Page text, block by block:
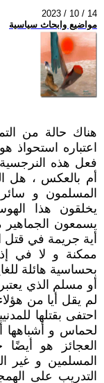
2023 / 10 / 14
مواضيع وابحاث سياسية
هناك حالة من
اعتباره
فعل هذه
أم بالعكس ، هل
المسلمون و
يخلقون هذا
يسمعون الجماهير
أية جريمة في قتل
ممكنة و لا في
بحساسية هائلة
أو مسلم الذي
لم يقل أيا من
احتفى بقتلها
لحماس و أشباهها
العجائز هو
المسلمين و
التدريب على